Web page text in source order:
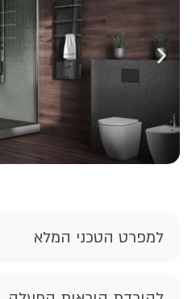
למפרט הטכני המלא